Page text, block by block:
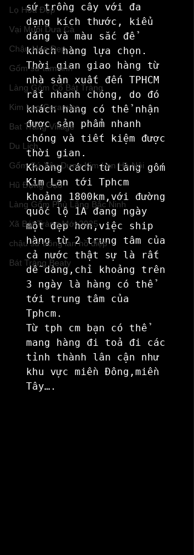
Lọ Hoa Đẹp
Vại Muối Dưa Cà
Chậu Hoa Đẹp
Gốm sứ tâm linh
Làng Gốm Cổ Bát Tràng
Kim Lan Ceramics
Bat Trang Village
Du Lịch
Gốm Sứ Xây Dựng Kim Lan Hà Nội
Hũ Đựng Gạo
Làng Gốm Phù Lãng Bắc Ninh
Xã Bát Tràng Mới 2025
chậu sứ trồng lan hồ điệp
Bát Tràng Beaty
sứ trồng cây với đa
dạng kích thước, kiểu
dáng và màu sắc để
khách hàng lựa chọn.
Thời gian giao hàng từ
nhà sản xuất đến TPHCM
rất nhanh chóng, do đó
khách hàng có thể nhận
được sản phẩm nhanh
chóng và tiết kiệm được
thời gian.
Khoảng cách từ Làng gốm
Kim Lan tới Tphcm
khoảng 1800km,với đường
quốc lộ 1A đang ngày
một đẹp hơn,việc ship
hàng từ 2 trung tâm của
cả nước thật sự là rất
dễ dàng,chỉ khoảng trên
3 ngày là hàng có thể
tới trung tâm của
Tphcm.
Từ tph cm bạn có thể
mang hàng đi toả đi các
tỉnh thành lân cận như
khu vực miền Đông,miền
Tây….